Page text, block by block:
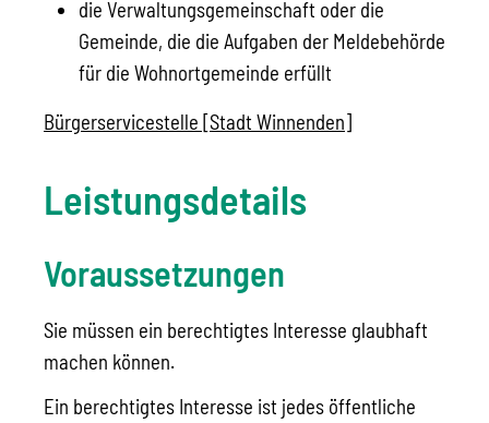
die Verwaltungsgemeinschaft oder die
Gemeinde, die die Aufgaben der Meldebehörde
für die Wohnortgemeinde erfüllt
Bürgerservicestelle [Stadt Winnenden]
Leistungsdetails
Voraussetzungen
Sie müssen ein berechtigtes Interesse glaubhaft
machen können.
Ein berechtigtes Interesse ist jedes öffentliche